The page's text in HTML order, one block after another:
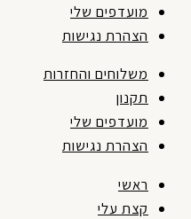
מועדפים שלי
הצהרת נגישות
משלוחים והחזרות
תקנון
מועדפים שלי
הצהרת נגישות
ראשי
קצת עלי